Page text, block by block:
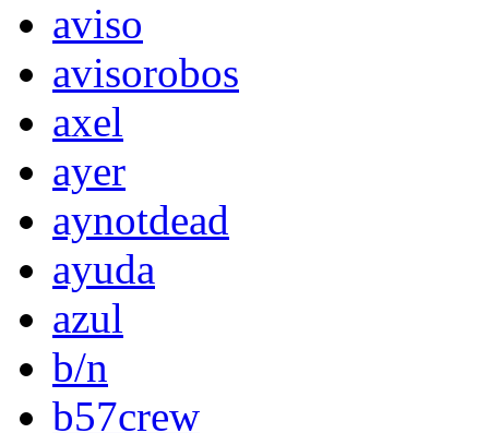
aviso
avisorobos
axel
ayer
aynotdead
ayuda
azul
b/n
b57crew